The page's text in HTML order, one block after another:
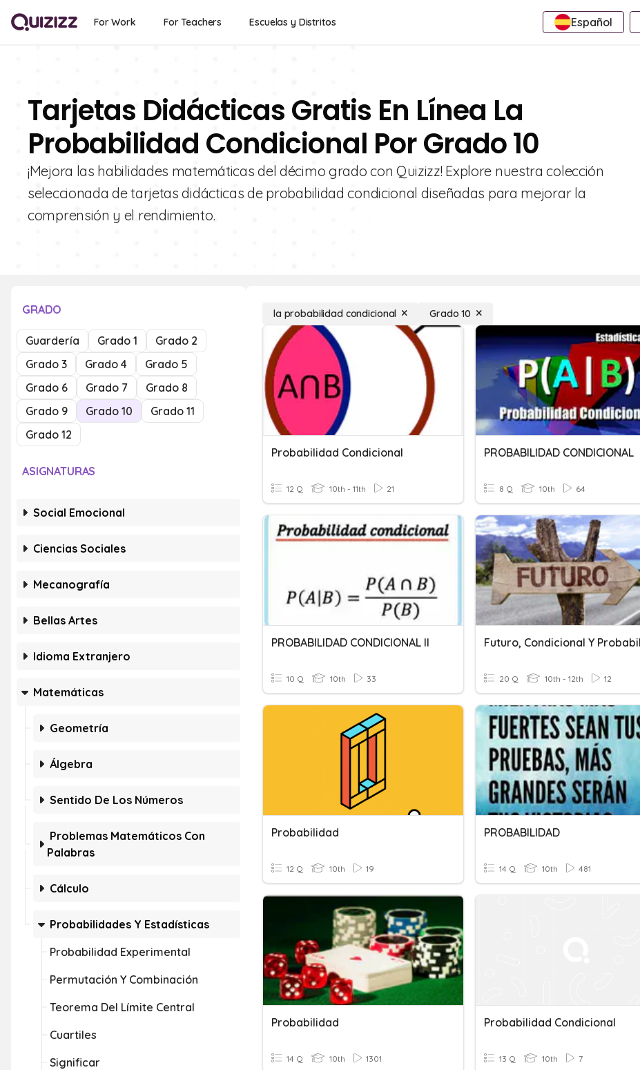
For Work For Teachers Escuelas y Distritos Español
Tarjetas Didácticas Gratis En Línea La
Probabilidad Condicional Por Grado 10
¡Mejora las habilidades matemáticas del décimo grado con Quizizz! Explore nuestra colección
seleccionada de tarjetas didácticas de probabilidad condicional diseñadas para mejorar la
comprensión y el rendimiento.
GRADO
Guardería Grado 1
Grado 2
Grado 3
Grado 4
Grado 5
Grado 6
Grado 7
Grado 8
Grado 9
Grado 10
Grado 11
Grado 12
ASIGNATURAS
Social Emocional
Ciencias Sociales
Mecanografía
Bellas Artes
Idioma Extranjero
Matemáticas
Geometría
Álgebra
Sentido De Los Números
Problemas Matemáticos Con
Palabras
Cálculo
Probabilidades Y Estadísticas
Probabilidad Experimental
Permutación Y Combinación
Teorema Del Límite Central
Cuartiles
Significar
la probabilidad condicional Grado 10
Probabilidad Condicional
12 Q 10th - 11th 21
PROBABILIDAD CONDICIONAL
8 Q 10th 64
PROBABILIDAD CONDICIONAL II
10 Q 10th 33 20 Q 10th - 12th 12
Probabilidad
12 Q 10th 19
PROBABILIDAD
14 Q 10th 481
Probabilidad
14 Q 10th 1301
Probabilidad Condicional
13 Q 10th 7